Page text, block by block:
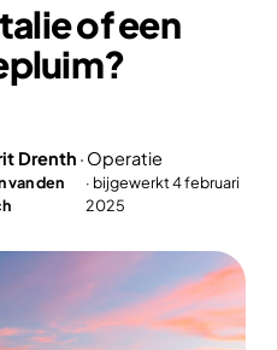
of een
Drenth · Operatie
van den
· bijgewerkt 4 februari
2025